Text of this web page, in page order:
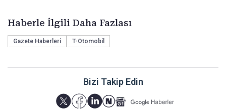
Haberle İlgili Daha Fazlası
Gazete Haberleri T-Otomobil
Bizi Takip Edin